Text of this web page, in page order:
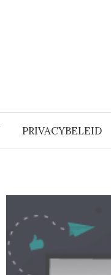
PRIVACYBELEID